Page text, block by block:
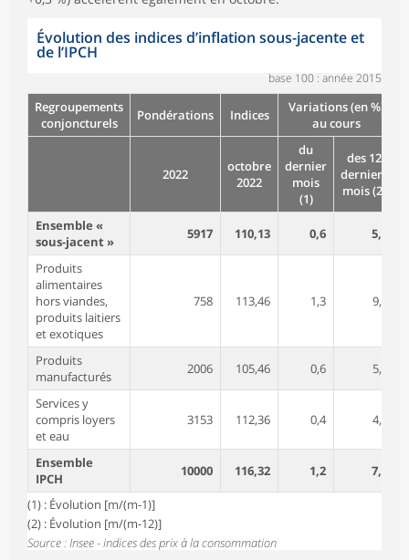
Évolution des indices d’inflation sous-jacente et
de l’IPCH
base 100 : année 2015
Regroupements
conjoncturels
Pondérations Indices
Variations (en %)
au cours
2022
octobre
2022
du
dernier
mois
(1)
des 12
derniers
mois (2)
Ensemble «
sous-jacent »
5917 110,13 0,6 5,0
Produits
alimentaires
hors viandes,
produits laitiers
et exotiques
758 113,46 1,3 9,1
Produits
manufacturés
2006 105,46 0,6 5,2
Services y
compris loyers
et eau
3153 112,36 0,4 4,0
Ensemble
IPCH
10000 116,32 1,2 7,1
(1) : Évolution [m/(m-1)]
(2) : Évolution [m/(m-12)]
Source : Insee - indices des prix à la consommation